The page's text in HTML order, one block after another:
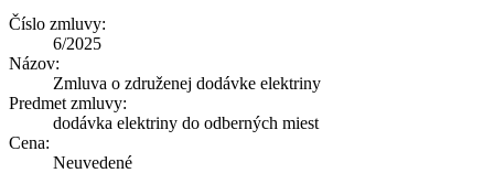
Číslo zmluvy:
6/2025
Názov:
Zmluva o združenej dodávke elektriny
Predmet zmluvy:
dodávka elektriny do odberných miest
Cena:
Neuvedené